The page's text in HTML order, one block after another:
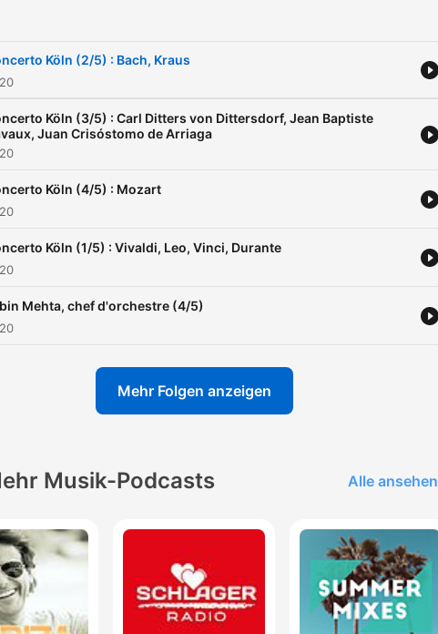
Köln (2/5) : Bach, Kraus
Köln (3/5) : Carl Ditters von Dittersdorf, Jean Baptiste
Juan Crisóstomo de Arriaga
Köln (4/5) : Mozart
Köln (1/5) : Vivaldi, Leo, Vinci, Durante
Mehta, chef d'orchestre (4/5)
Mehr Folgen anzeigen
Musik-Podcasts Alle ansehen